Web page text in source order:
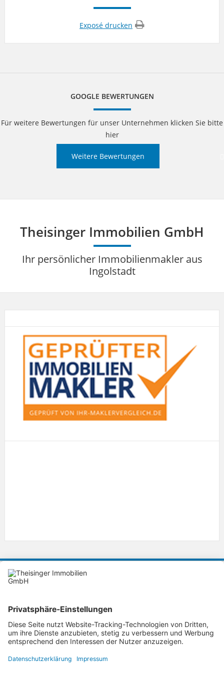
Exposé drucken
GOOGLE BEWERTUNGEN
Für weitere Bewertungen für unser Unternehmen klicken Sie bitte
hier
Weitere Bewertungen
Theisinger Immobilien GmbH
Ihr persönlicher Immobilienmakler aus
Ingolstadt
Lorenz-Schmidt-Strasse 36
85055Ingolstadt
theisinger-immobilien@t-online.de